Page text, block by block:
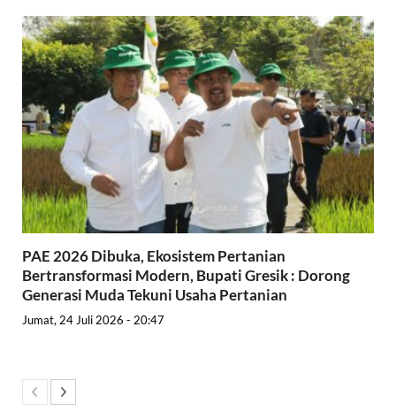
PAE 2026 Dibuka, Ekosistem Pertanian
Bertransformasi Modern, Bupati Gresik : Dorong
Generasi Muda Tekuni Usaha Pertanian
Jumat, 24 Juli 2026 - 20:47